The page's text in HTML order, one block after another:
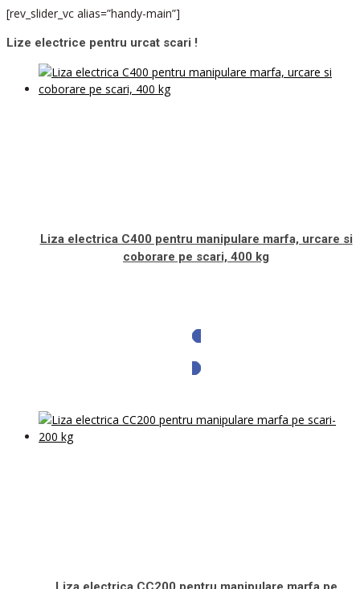
[rev_slider_vc alias=”handy-main”]
Lize electrice pentru urcat scari !
Liza electrica C400 pentru manipulare marfa, urcare si
coborare pe scari, 400 kg